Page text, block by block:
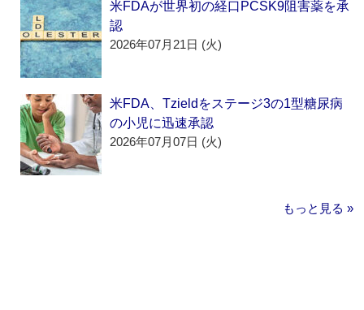
米FDAが世界初の経口PCSK9阻害薬を承
認
2026年07月21日 (火)
米FDA、Tzieldをステージ3の1型糖尿病
の小児に迅速承認
2026年07月07日 (火)
もっと見る »